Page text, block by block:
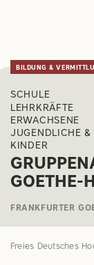
BILDUNG &
SCHULE
LEHRKRÄFTE
ERWACHSENE
JUGENDLICHE &
KINDER
GOETHE-
FRANKFURTER
Freies Deutsches